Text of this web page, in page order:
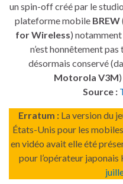
un spin-off créé par le
plateforme mobile BREW
for Wireless)
n’est honnêtement
désormais conservé
Motorola V3M
Source :
Erratum : La version du
États-Unis pour les
en vidéo avait elle été
pour l’opérateur